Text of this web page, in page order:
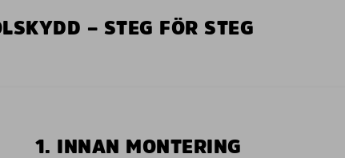
– STEG FÖR STEG
1. INNAN MONTERING